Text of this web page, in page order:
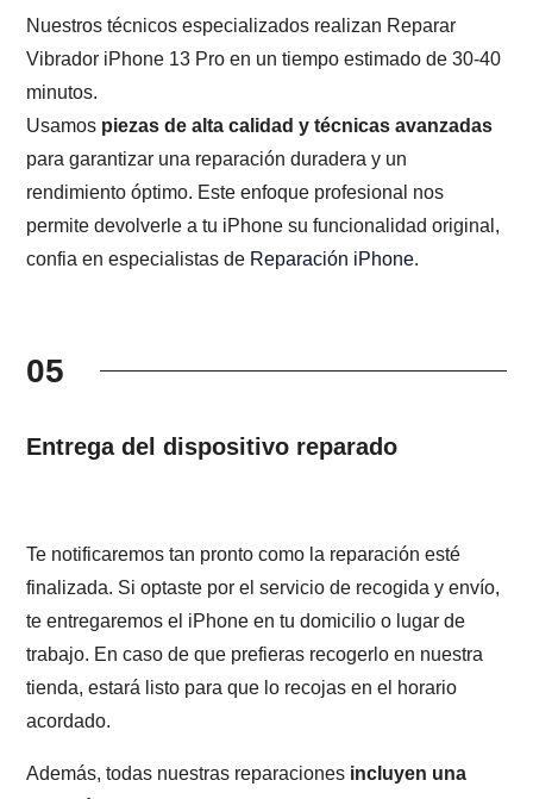
Nuestros técnicos especializados realizan Reparar
Vibrador iPhone 13 Pro en un tiempo estimado de 30-40
minutos.
Usamos piezas de alta calidad y técnicas avanzadas
para garantizar una reparación duradera y un
rendimiento óptimo. Este enfoque profesional nos
permite devolverle a tu iPhone su funcionalidad original,
confia en especialistas de Reparación iPhone.
05
Entrega del dispositivo reparado
Te notificaremos tan pronto como la reparación esté
finalizada. Si optaste por el servicio de recogida y envío,
te entregaremos el iPhone en tu domicilio o lugar de
trabajo. En caso de que prefieras recogerlo en nuestra
tienda, estará listo para que lo recojas en el horario
acordado.
Además, todas nuestras reparaciones incluyen una